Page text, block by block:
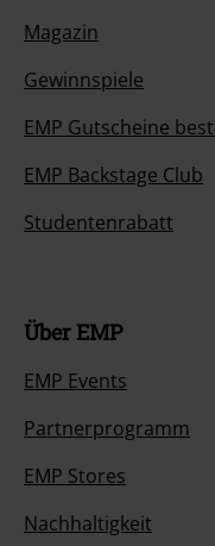
Magazin
Gewinnspiele
EMP Gutscheine
EMP Backstage Club
Studentenrabatt
Über EMP
EMP Events
Partnerprogramm
EMP Stores
Nachhaltigkeit